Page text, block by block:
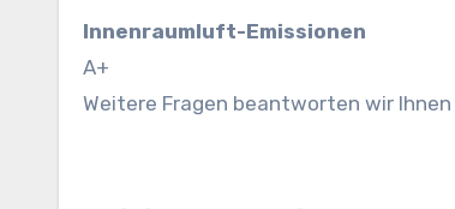
Innenraumluft-Emissionen
A+
Weitere Fragen beantworten wir